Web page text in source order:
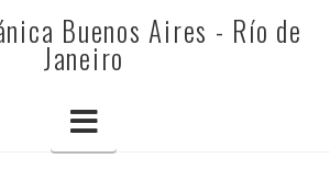
Buenos Aires - Río de
Janeiro
Navigation